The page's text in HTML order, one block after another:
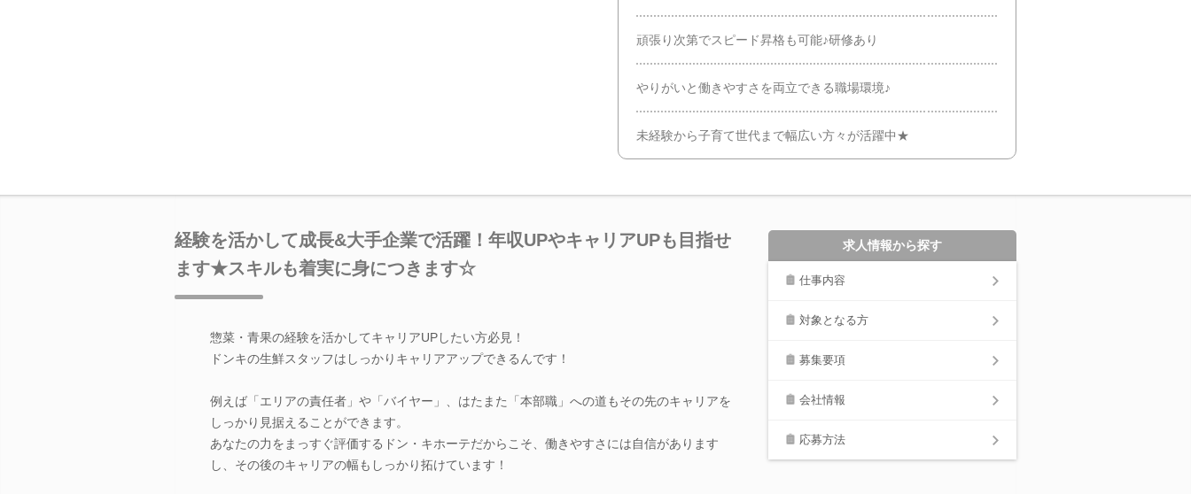
頑張り次第でスピード昇格も可能♪研修あり
やりがいと働きやすさを両立できる職場環境♪
未経験から子育て世代まで幅広い方々が活躍中★
経験を活かして成長&大手企業で活躍！年収UPやキャリアUPも目指せ
ます★スキルも着実に身につきます☆
惣菜・青果の経験を活かしてキャリアUPしたい方必見！
ドンキの生鮮スタッフはしっかりキャリアアップできるんです！
例えば「エリアの責任者」や「バイヤー」、はたまた「本部職」への道もその先のキャリアを
しっかり見据えることができます。
あなたの力をまっすぐ評価するドン・キホーテだからこそ、働きやすさには自信があります
し、その後のキャリアの幅もしっかり拓けています！
求人情報から探す
仕事内容
対象となる方
募集要項
会社情報
応募方法